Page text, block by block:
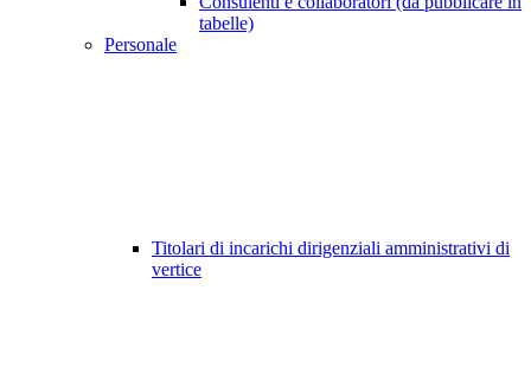
tabelle)
Personale
Titolari di incarichi dirigenziali amministrativi di
vertice